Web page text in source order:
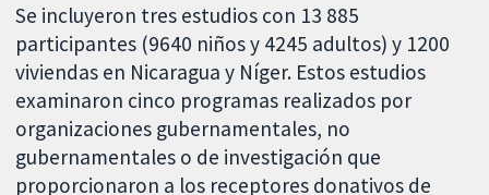
Se incluyeron tres estudios con 13 885
participantes (9640 niños y 4245 adultos) y 1200
viviendas en Nicaragua y Níger. Estos estudios
examinaron cinco programas realizados por
organizaciones gubernamentales, no
gubernamentales o de investigación que
proporcionaron a los receptores donativos de